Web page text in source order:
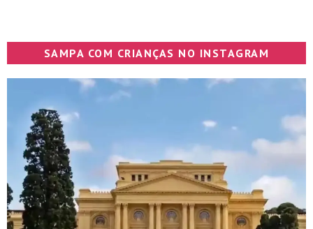
SAMPA COM CRIANÇAS NO INSTAGRAM